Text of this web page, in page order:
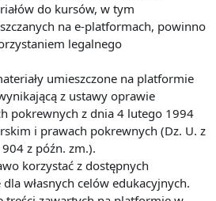
do kursów, w tym
na e-platformach, powinno
legalnego
umieszczone na platformie
z ustawy oprawie
pokrewnych z dnia 4 lutego 1994
i prawach pokrewnych (Dz. U. z
z późn. zm.).
korzystać z dostępnych
własnych celów edukacyjnych.